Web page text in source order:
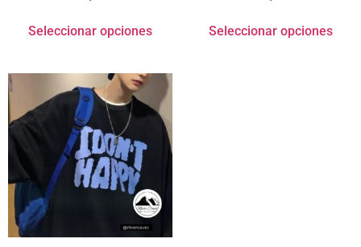
Seleccionar opciones Seleccionar opciones